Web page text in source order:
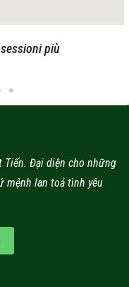
più
Tiến. Đại diện cho những
mệnh lan toả tình yêu